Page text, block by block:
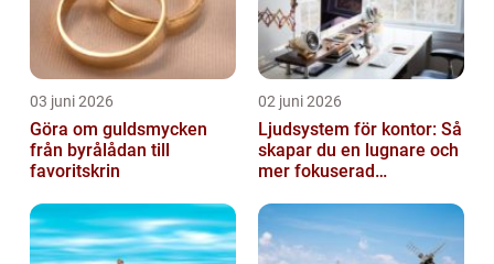
03 juni 2026
Göra om guldsmycken
från byrålådan till
favoritskrin
02 juni 2026
Ljudsystem för kontor: Så
skapar du en lugnare och
mer fokuserad